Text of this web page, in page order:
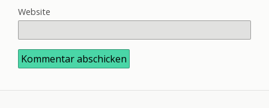
Website